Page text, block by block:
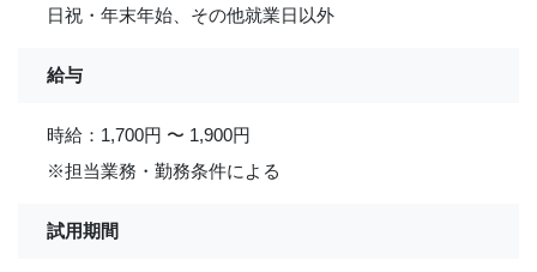
日祝・年末年始、その他就業日以外
給与
時給：1,700円 〜 1,900円
※担当業務・勤務条件による
試用期間